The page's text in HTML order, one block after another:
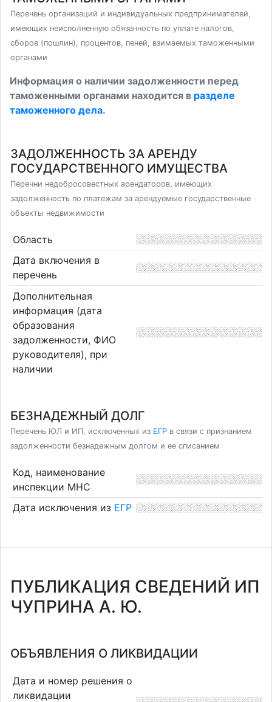
Перечень организаций и индивидуальных предпринимателей,
имеющих неисполненную обязанность по уплате налогов,
сборов (пошлин), процентов, пеней, взимаемых таможенными
органами
Информация о наличии задолженности перед
таможенными органами находится в разделе
таможенного дела.
ЗАДОЛЖЕННОСТЬ ЗА АРЕНДУ
ГОСУДАРСТВЕННОГО ИМУЩЕСТВА
Перечни недобросовестных арендаторов, имеющих
задолженность по платежам за арендуемые государственные
объекты недвижимости
Область
Дата включения в
перечень
Дополнительная
информация (дата
образования
задолженности, ФИО
руководителя), при
наличии
БЕЗНАДЕЖНЫЙ ДОЛГ
Перечень ЮЛ и ИП, исключенных из ЕГР в связи с признанием
задолженности безнадежным долгом и ее списанием
Код, наименование
инспекции МНС
Дата исключения из ЕГР
ПУБЛИКАЦИЯ СВЕДЕНИЙ ИП
ЧУПРИНА А. Ю.
ОБЪЯВЛЕНИЯ О ЛИКВИДАЦИИ
Дата и номер решения о
ликвидации